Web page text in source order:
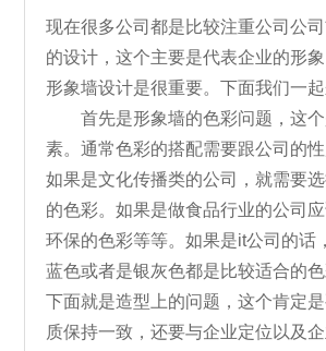
现在很多公司都是比较注重公司公
的设计，这个主要是代表企业的形
形象墙设计是很重要。下面我们一起
首先是形象墙的色彩问题，这个
素。通常色彩的搭配需要跟公司的性
如果是文化传播类的公司，就需要
的色彩。如果是做食品行业的公司
环保的色彩等等。如果是it公司的话
蓝色或者是银灰色都是比较适合的色
下面就是造型上的问题，这个肯定
质保持一致，还要与企业定位以及